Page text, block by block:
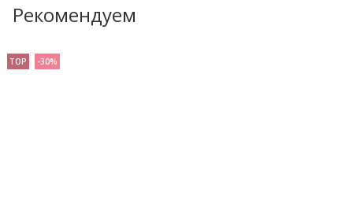
Рекомендуем
TOP -30%